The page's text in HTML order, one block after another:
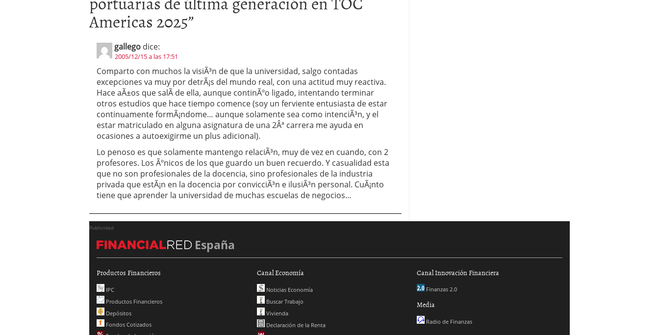
Americas 2025”
gallego dice:
2005/12/15 a las 17:51
Comparto con muchos la visiÃ³n de que la universidad, salgo contadas
excepciones va muy por detrÃ¡s del mundo real, con una actitud muy reactiva.
Hace aÃ±os que salÃ­ de ella, aunque continÃºo ligado, intentando terminar
otros estudios que hace tiempo comence (soy un ferviente entusiasta de estar
continuamente formÃ¡ndome… aunque solamente sea como intenciÃ³n, y el
estar matriculado en alguna asignatura de una 2Âª carrera me ayuda en
ocasiones a autoexigirme un plus adicional).
Lo penoso es que solamente mantengo relaciÃ³n, muy de vez en cuando, con 2
profesores. Los Ãºnicos de los que guardo un buen recuerdo. Y casualidad esta
que no son profesionales de la docencia, sino profesionales de la industria
privada que estÃ¡n en la docencia por convicciÃ³n e ilusiÃ³n personal. CuÃ¡nto
tiene que aprender la universidad de muchas escuelas de negocios…
Publicidad
España
Productos Financieros
IPC
Productos Financieros
Depósitos
Fondos Cotizados
Canal Economía
Noticias Economía
Buscar Trabajo
Vivienda
Declaración de la Renta
Canal Innovación Financiera
Finanzas 2.0
Media
Radio de Finanzas